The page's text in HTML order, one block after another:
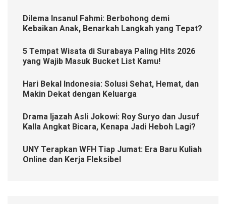
Dilema Insanul Fahmi: Berbohong demi
Kebaikan Anak, Benarkah Langkah yang Tepat?
5 Tempat Wisata di Surabaya Paling Hits 2026
yang Wajib Masuk Bucket List Kamu!
Hari Bekal Indonesia: Solusi Sehat, Hemat, dan
Makin Dekat dengan Keluarga
Drama Ijazah Asli Jokowi: Roy Suryo dan Jusuf
Kalla Angkat Bicara, Kenapa Jadi Heboh Lagi?
UNY Terapkan WFH Tiap Jumat: Era Baru Kuliah
Online dan Kerja Fleksibel